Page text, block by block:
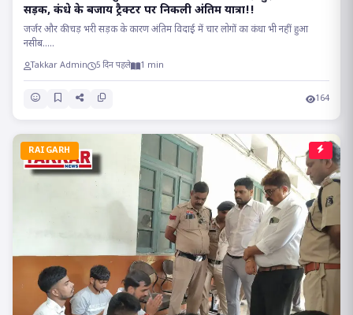
सड़क, कंधे के बजाय ट्रैक्टर पर निकली अंतिम यात्रा!!
जर्जर और कीचड़ भरी सड़क के कारण अंतिम विदाई में चार लोगों का कंधा भी नहीं हुआ
नसीब.....
Takkar Admin 5 दिन पहले 1 min
164
RAIGARH